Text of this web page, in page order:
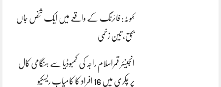
کہوٹہ: فائرنگ کے واقعے میں ایک شخص جاں
بحق، تین زخمی
انجینئر قمراسلام راجہ کی کمبوڈیا سے ہنگامی کال
پر چکری میں 16 افراد کا کامیاب ریسکیو